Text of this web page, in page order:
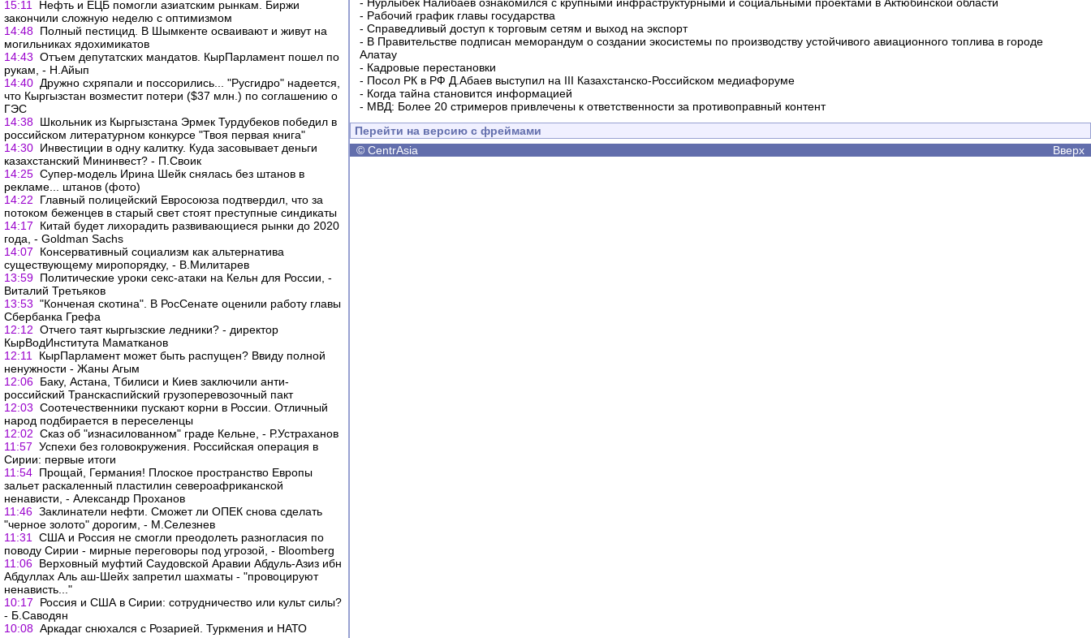
15:11
Нефть и ЕЦБ помогли азиатским рынкам. Биржи
закончили сложную неделю с оптимизмом
14:48 Полный пестицид. В Шымкенте осваивают и живут на
могильниках ядохимикатов
14:43 Отъем депутатских мандатов. КырПарламент пошел по
рукам, - Н.Айып
14:40 Дружно схряпали и поссорились... "Русгидро" надеется,
что Кыргызстан возместит потери ($37 млн.) по соглашению о
ГЭС
14:38 Школьник из Кыргызстана Эрмек Турдубеков победил в
российском литературном конкурсе "Твоя первая книга"
14:30 Инвестиции в одну калитку. Куда засовывает деньги
казахстанский Мининвест? - П.Своик
14:25 Супер-модель Ирина Шейк снялась без штанов в
рекламе... штанов (фото)
14:22
Главный полицейский Евросоюза подтвердил, что за
потоком беженцев в старый свет стоят преступные синдикаты
14:17
Китай будет лихорадить развивающиеся рынки до 2020
года, - Goldman Sachs
14:07
Консервативный социализм как альтернатива
существующему миропорядку, - В.Милитарев
13:59 Политические уроки секс-атаки на Кельн для России, -
Виталий Третьяков
13:53 "Конченая скотина". В РосСенате оценили работу главы
Сбербанка Грефа
12:12 Отчего таят кыргызские ледники? - директор
КырВодИнститута Маматканов
12:11
КырПарламент может быть распущен? Ввиду полной
ненужности - Жаны Агым
12:06 Баку, Астана, Тбилиси и Киев заключили анти-
российский Транскаспийский грузоперевозочный пакт
12:03 Соотечественники пускают корни в России. Отличный
народ подбирается в переселенцы
12:02 Сказ об "изнасилованном" граде Кельне, - Р.Устраханов
11:57 Успехи без головокружения. Российская операция в
Сирии: первые итоги
11:54 Прощай, Германия! Плоское пространство Европы
зальет раскаленный пластилин североафриканской
ненависти, - Александр Проханов
11:46 Заклинатели нефти. Сможет ли ОПЕК снова сделать
"черное золото" дорогим, - М.Селезнев
11:31
США и Россия не смогли преодолеть разногласия по
поводу Сирии - мирные переговоры под угрозой, - Bloomberg
11:06 Верховный муфтий Саудовской Аравии Абдуль-Азиз ибн
Абдуллах Аль аш-Шейх запретил шахматы - "провоцируют
ненависть..."
10:17
Россия и США в Сирии: сотрудничество или культ силы?
- Б.Саводян
10:08 Аркадаг снюхался с Розарией. Туркмения и НАТО
- Рабочий график главы государства
- Справедливый доступ к торговым сетям и выход на экспорт
- В Правительстве подписан меморандум о создании экосистемы по производству устойчивого авиационного топлива в городе
Алатау
- Кадровые перестановки
- Посол РК в РФ Д.Абаев выступил на III Казахстанско-Российском медиафоруме
- Когда тайна становится информацией
- МВД: Более 20 стримеров привлечены к ответственности за противоправный контент
Перейти на версию с фреймами
© CentrAsia Вверх